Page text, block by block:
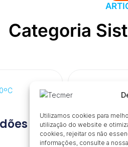
Utilizamos cookies para
utilização do website e
cookies, rejeitar os não
informações, consulte a
Categoria
0-
90°C